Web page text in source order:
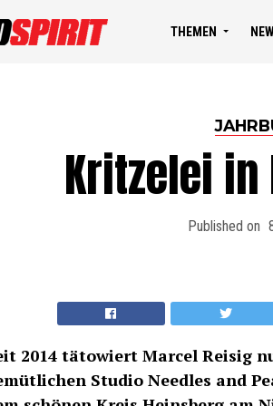
THEMEN
Kritzelei in
Published on
2014 tätowiert Marcel Reisig
Studio Needles and